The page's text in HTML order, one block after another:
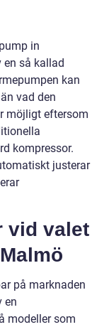
in
så kallad
kan
vad den
möjligt eftersom
kompressor.
justerar
vid valet
på marknaden
en
modeller som